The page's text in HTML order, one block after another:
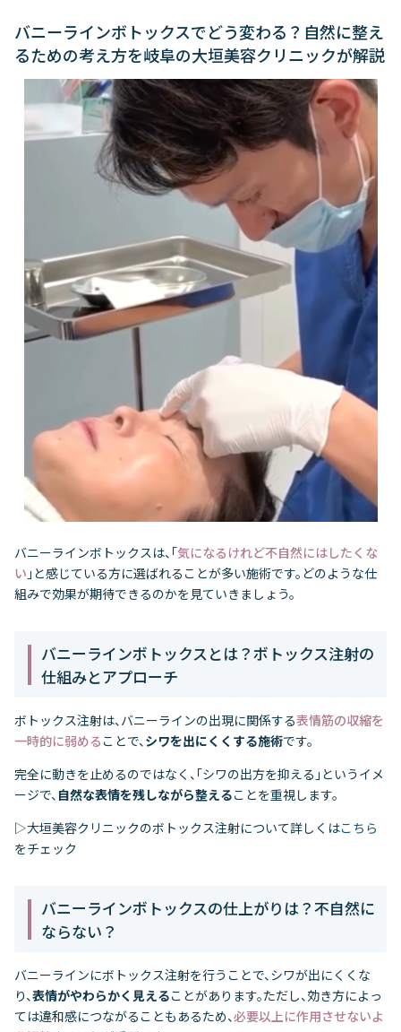
バニーラインボトックスでどう変わる？自然に整え
るための考え方を岐阜の大垣美容クリニックが解説
バニーラインボトックスは、「気になるけれど不自然にはしたくな
い 」と感じている方に選ばれることが多い施術です。どのような仕
組みで効果が期待できるのかを見ていきましょう。
バニーラインボトックスとは？ボトックス注射の
仕組みとアプローチ
ボトックス注射は、バニーラインの出現に関係する表情筋の収縮を
一時的に弱める ことで、シワを出にくくする施術です。
完全に動きを止めるのではなく、「シワの出方を抑える」というイメ
ージで、 自然な表情を残しながら整えることを重視します。
▷大垣美容クリニックのボトックス注射について詳しくはこちら
をチェック
バニーラインボトックスの仕上がりは？不自然に
ならない？
バニーラインにボトックス注射を行うことで、シワが出にくくな
り、表情がやわらかく見えることがあります。ただし、効き方によっ
ては違和感につながることもあるため、必要以上に作用させないよ